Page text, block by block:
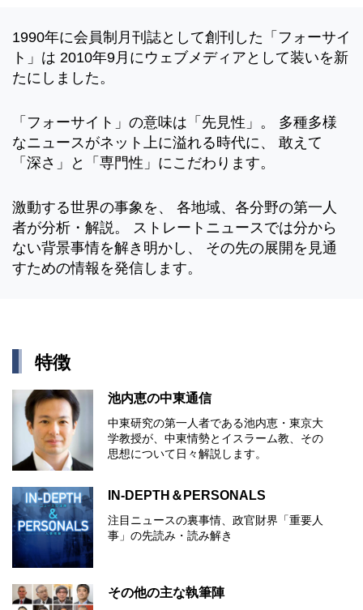
1990年に会員制月刊誌として創刊した「フォーサイ
ト」は 2010年9月にウェブメディアとして装いを新
たにしました。
「フォーサイト」の意味は「先見性」。 多種多様
なニュースがネット上に溢れる時代に、 敢えて
「深さ」と「専門性」にこだわります。
激動する世界の事象を、 各地域、各分野の第一人
者が分析・解説。 ストレートニュースでは分から
ない背景事情を解き明かし、 その先の展開を見通
すための情報を発信します。
特徴
池内恵の中東通信
中東研究の第⼀⼈者である池内恵・東京⼤
学教授が、中東情勢とイスラーム教、その
思想について⽇々解説します。
IN-DEPTH＆PERSONALS
注目ニュースの裏事情、政官財界「重要人
事」の先読み・読み解き
その他の主な執筆陣